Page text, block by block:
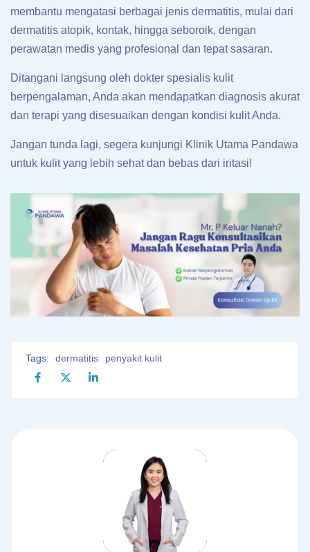
membantu mengatasi berbagai jenis dermatitis, mulai dari
dermatitis atopik, kontak, hingga seboroik, dengan
perawatan medis yang profesional dan tepat sasaran.
Ditangani langsung oleh dokter spesialis kulit
berpengalaman, Anda akan mendapatkan diagnosis akurat
dan terapi yang disesuaikan dengan kondisi kulit Anda.
Jangan tunda lagi, segera kunjungi Klinik Utama Pandawa
untuk kulit yang lebih sehat dan bebas dari iritasi!
Tags: dermatitis penyakit kulit